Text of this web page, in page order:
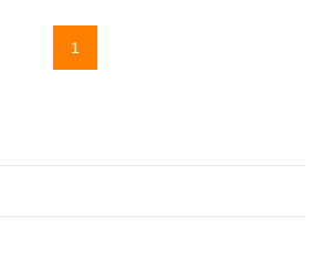
1